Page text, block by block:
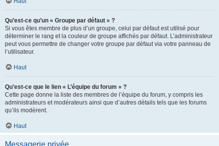
Qu’est-ce qu’un « Groupe par défaut » ?
Si vous êtes membre de plus d’un groupe, celui par défaut est utilisé pour
déterminer le rang et la couleur de groupe affichés par défaut. L’administrateur
peut vous permettre de changer votre groupe par défaut via votre panneau de
l’utilisateur.
Haut
Qu’est-ce que le lien « L’équipe du forum » ?
Cette page donne la liste des membres de l’équipe du forum, y compris les
administrateurs et modérateurs ainsi que d’autres détails tels que les forums
qu’ils modèrent.
Haut
Messagerie privée